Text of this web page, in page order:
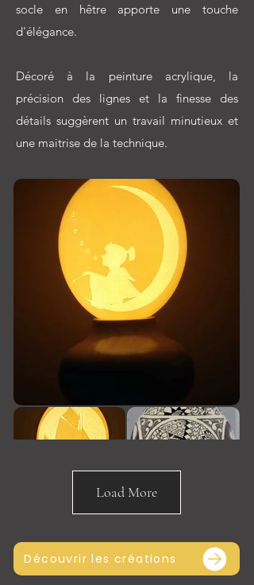
socle en hêtre apporte une touche
d'élégance.
Décoré à la peinture acrylique, la
précision des lignes et la finesse des
détails suggèrent un travail minutieux et
une maitrise de la technique.
Load More
Découvrir les créations